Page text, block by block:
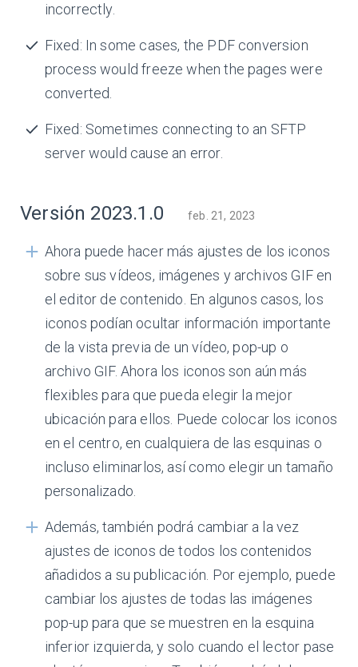
incorrectly.
Fixed: In some cases, the PDF conversion
process would freeze when the pages were
converted.
Fixed: Sometimes connecting to an SFTP
server would cause an error.
Versión 2023.1.0 feb. 21, 2023
Ahora puede hacer más ajustes de los iconos
sobre sus vídeos, imágenes y archivos GIF en
el editor de contenido. En algunos casos, los
iconos podían ocultar información importante
de la vista previa de un vídeo, pop-up o
archivo GIF. Ahora los iconos son aún más
flexibles para que pueda elegir la mejor
ubicación para ellos. Puede colocar los iconos
en el centro, en cualquiera de las esquinas o
incluso eliminarlos, así como elegir un tamaño
personalizado.
Además, también podrá cambiar a la vez
ajustes de iconos de todos los contenidos
añadidos a su publicación. Por ejemplo, puede
cambiar los ajustes de todas las imágenes
pop-up para que se muestren en la esquina
inferior izquierda, y solo cuando el lector pase